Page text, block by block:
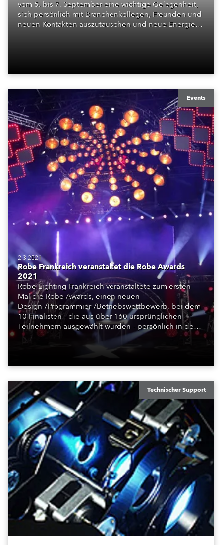
vom 5. bis 7. September eine wichtige Gelegenheit,
sich persönlich mit Branchenkollegen, Freunden und
neuen Kontakten auszutauschen und neue Energie
Events
2.3.2021
Robe Frankreich veranstaltet die Robe Awards
2021
Robe Lighting Frankreich veranstaltete zum ersten
Mal die Robe Awards, einen neuen
Design-/Programmier-/Betriebswettbewerb, bei dem
10 Finalisten - die aus über 160 ursprünglichen
Teilnehmern ausgewählt wurden - persönlich in den
Les Studios de la Montjoie in der Gegend von La
Plaine St. Denis bei Paris um den Sieg antraten. Der
Wettbewerb fand auf einem Beleuchtungsrigg statt,
das nur aus Scheinwerfern von Robe bestand.
Technischer Support